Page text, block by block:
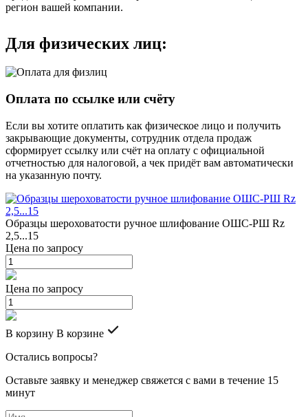
регион вашей компании.
Для физических лиц:
Оплата по ссылке или счёту
Если вы хотите оплатить как физическое лицо и получить
закрывающие документы, сотрудник отдела продаж
сформирует ссылку или счёт на оплату с официальной
отчетностью для налоговой, а чек придёт вам автоматически
на указанную почту.
Образцы шероховатости ручное шлифование ОШС-РШ Rz
2,5...15
Цена по запросу
Цена по запросу
В корзину В корзине
Остались вопросы?
Оставьте заявку и менеджер свяжется с вами в течение 15
минут